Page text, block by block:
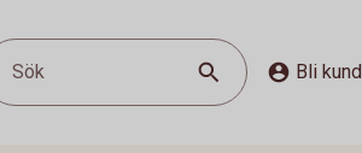
Sök Bli kund